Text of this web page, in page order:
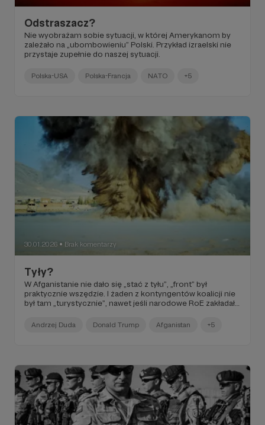
Odstraszacz?
Nie wyobrażam sobie sytuacji, w której Amerykanom by
zależało na „ubombowieniu” Polski. Przykład izraelski nie
przystaje zupełnie do naszej sytuacji.
Polska-USA Polska-Francja NATO +5
30.01.2026 ● Brak komentarzy
Tyły?
W Afganistanie nie dało się „stać z tyłu”, „front” był
praktycznie wszędzie. I żaden z kontyngentów koalicji nie
był tam „turystycznie”, nawet jeśli narodowe RoE zakładało
szczegółami nie przejmowali – atakowali także oddziały
zaangażowane w działania humanitarne.
Andrzej Duda Donald Trump Afganistan +5